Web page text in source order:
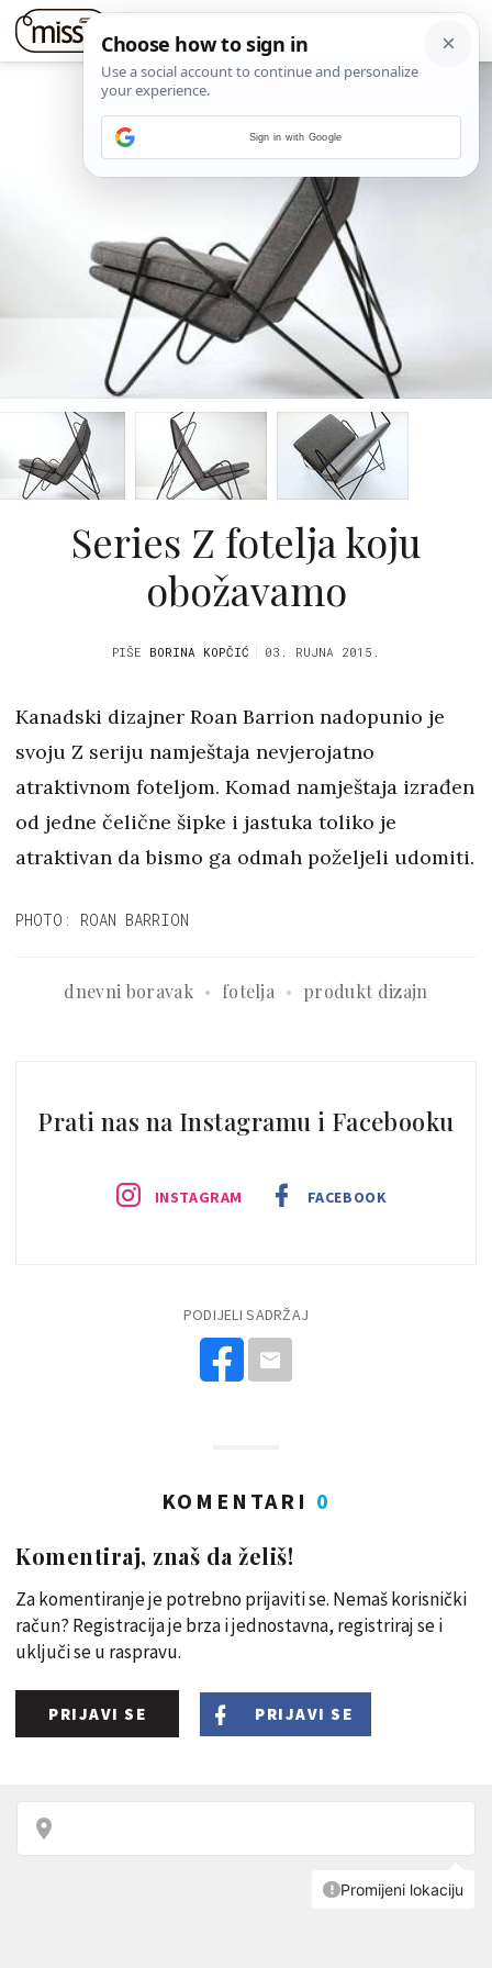
Series Z fotelja koju
obožavamo
PIŠE BORINA KOPČIĆ 03. RUJNA 2015.
Kanadski dizajner Roan Barrion nadopunio je
svoju Z seriju namještaja nevjerojatno
atraktivnom foteljom. Komad namještaja izrađen
od jedne čelične šipke i jastuka toliko je
atraktivan da bismo ga odmah poželjeli udomiti.
PHOTO: ROAN BARRION
dnevni boravak fotelja produkt dizajn
Prati nas na Instagramu i Facebooku
INSTAGRAM FACEBOOK
PODIJELI SADRŽAJ
KOMENTARI 0
Komentiraj, znaš da želiš!
Za komentiranje je potrebno prijaviti se. Nemaš korisnički
račun? Registracija je brza i jednostavna, registriraj se i
uključi se u raspravu.
PRIJAVI SE PRIJAVI SE
Sign in with Google